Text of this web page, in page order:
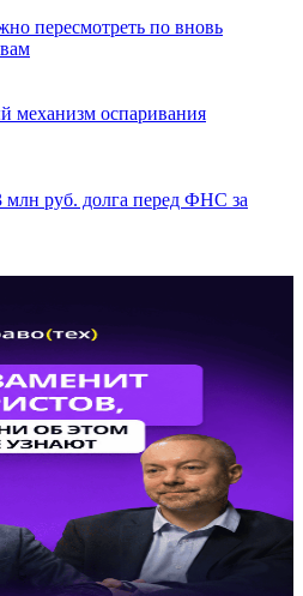
пересмотреть по вновь
механизм оспаривания
млн руб. долга перед ФНС за